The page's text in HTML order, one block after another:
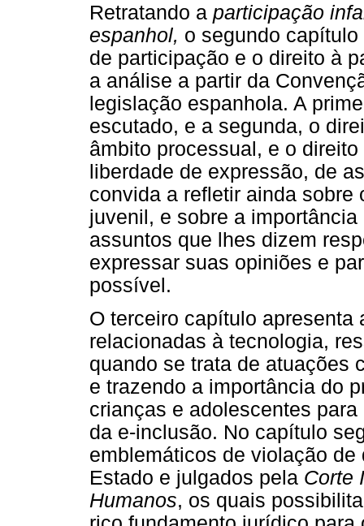
Retratando a participação
espanhol, o segundo
de participação e o direito à
a análise a partir da
legislação espanhola. A
escutado, e a segunda, o
âmbito processual, e o
liberdade de expressão, de
convida a refletir ainda
juvenil, e sobre a
assuntos que lhes dizem
expressar suas opiniões e
possível.
O terceiro capítulo apresenta
relacionadas à tecnologia,
quando se trata de atuações
e trazendo a importância do
crianças e adolescentes
da e-inclusão. No capítulo
emblemáticos de violação
Estado e julgados pela Corte
Humanos, os quais